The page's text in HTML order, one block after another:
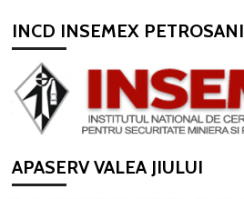
INCD INSEMEX PETROSANI
APASERV VALEA JIULUI